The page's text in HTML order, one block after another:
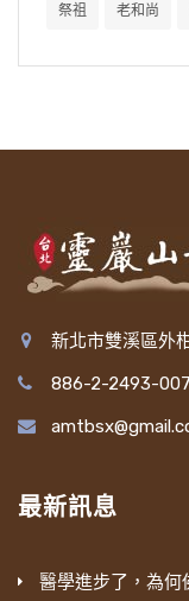
祭祖 老和尚
新北市雙溪區外
886-2-2493-
最新訊息
醫學進步了，為何